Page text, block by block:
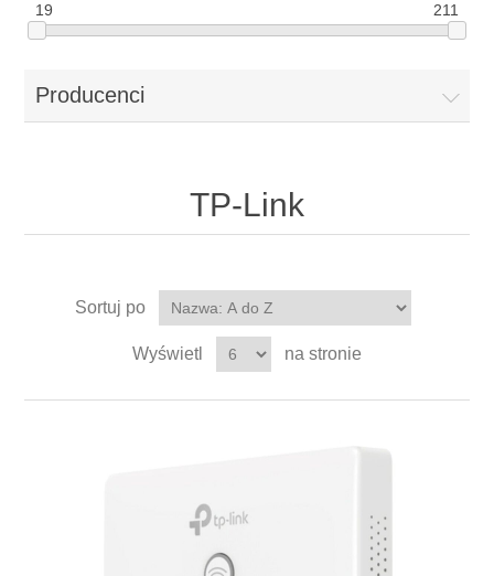
19 211
Producenci
TP-Link
Sortuj po
Wyświetl na stronie